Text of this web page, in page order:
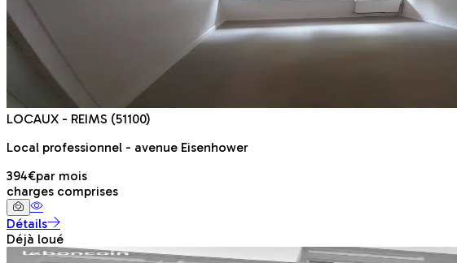
LOCAUX - REIMS (51100)
Local professionnel - avenue Eisenhower
394€par mois
charges comprises
Détails
Déjà loué